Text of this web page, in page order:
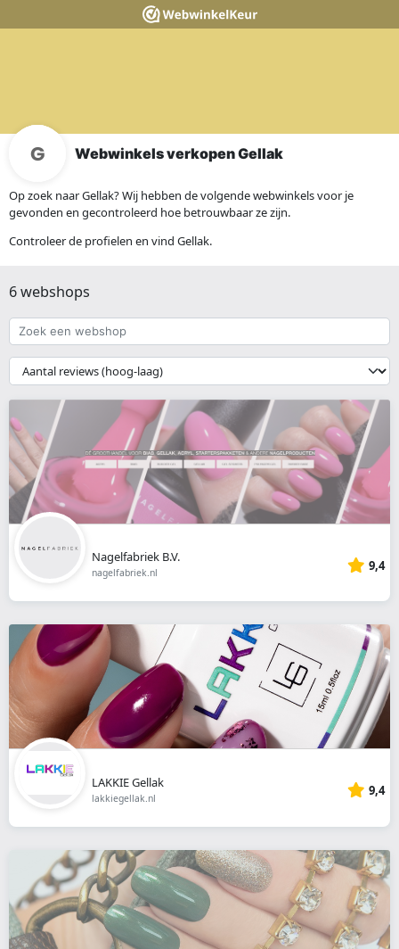
Webwinkels verkopen Gellak
Op zoek naar Gellak? Wij hebben de volgende webwinkels voor je
gevonden en gecontroleerd hoe betrouwbaar ze zijn.
Controleer de profielen en vind Gellak.
6 webshops
Zoek
een
webshop
{{
__('Sort')
}}
Nagelfabriek B.V.
nagelfabriek.nl 9,4
LAKKIE Gellak
lakkiegellak.nl 9,4